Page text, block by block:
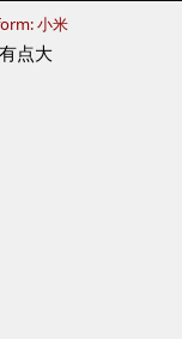
小米
点大